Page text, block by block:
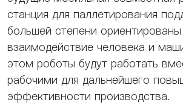
станция для паллетирования
большей степени
взаимодействие человека и
этом роботы будут работать
рабочими для дальнейшего
эффективности производства.